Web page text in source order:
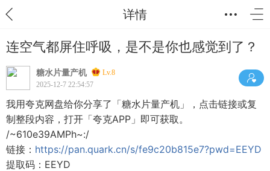
详情
连空气都屏住呼吸，是不是你也感觉到了？
糖水片量产机
Lv.8
2025-12-7 22:54:57
我用夸克网盘给你分享了「糖水片量产机」，点击链接或复
制整段内容，打开「夸克APP」即可获取。
/~610e39AMPh~:/
链接： https://pan.quark.cn/s/fe9c20b815e7?pwd=EEYD
提取码：EEYD